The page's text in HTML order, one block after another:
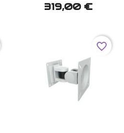
319,00 €
favorite_border